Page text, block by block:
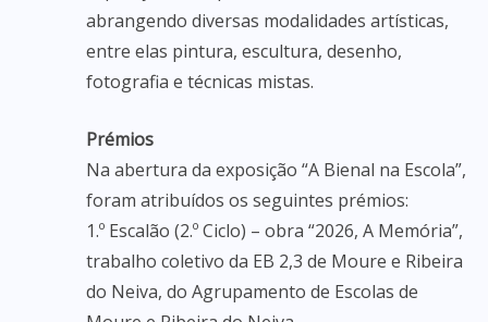
abrangendo diversas modalidades artísticas,
entre elas pintura, escultura, desenho,
fotografia e técnicas mistas.
Prémios
Na abertura da exposição “A Bienal na Escola”,
foram atribuídos os seguintes prémios:
1.º Escalão (2.º Ciclo) – obra “2026, A Memória”,
trabalho coletivo da EB 2,3 de Moure e Ribeira
do Neiva, do Agrupamento de Escolas de